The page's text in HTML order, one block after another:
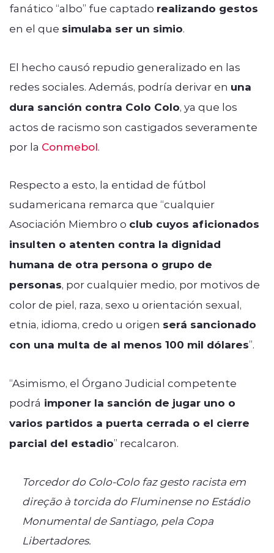
fanático “albo” fue captado realizando gestos
en el que simulaba ser un simio.
El hecho causó repudio generalizado en las
redes sociales. Además, podría derivar en una
dura sanción contra Colo Colo, ya que los
actos de racismo son castigados severamente
por la Conmebol.
Respecto a esto, la entidad de fútbol
sudamericana remarca que “cualquier
Asociación Miembro o club cuyos aficionados
insulten o atenten contra la dignidad
humana de otra persona o grupo de
personas, por cualquier medio, por motivos de
color de piel, raza, sexo u orientación sexual,
etnia, idioma, credo u origen será sancionado
con una multa de al menos 100 mil dólares”.
“Asimismo, el Órgano Judicial competente
podrá imponer la sanción de jugar uno o
varios partidos a puerta cerrada o el cierre
parcial del estadio” recalcaron.
Torcedor do Colo-Colo faz gesto racista em
direção à torcida do Fluminense no Estádio
Monumental de Santiago, pela Copa
Libertadores.